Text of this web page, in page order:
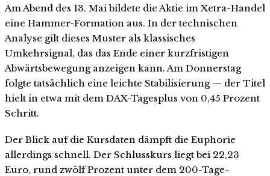
Am Abend des 13. Mai bildete die Aktie im Xetra-Handel
eine Hammer-Formation aus. In der technischen
Analyse gilt dieses Muster als klassisches
Umkehrsignal, das das Ende einer kurzfristigen
Abwärtsbewegung anzeigen kann. Am Donnerstag
folgte tatsächlich eine leichte Stabilisierung — der Titel
hielt in etwa mit dem DAX-Tagesplus von 0,45 Prozent
Schritt.
Der Blick auf die Kursdaten dämpft die Euphorie
allerdings schnell. Der Schlusskurs liegt bei 22,23
Euro, rund zwölf Prozent unter dem 200-Tage-